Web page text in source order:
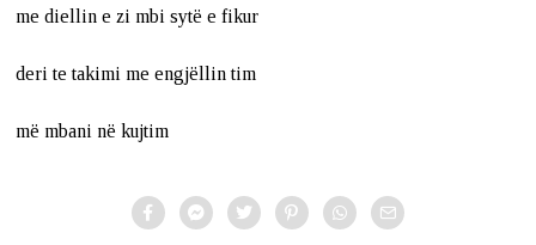
me diellin e zi mbi sytë e fikur
deri te takimi me engjëllin tim
më mbani në kujtim